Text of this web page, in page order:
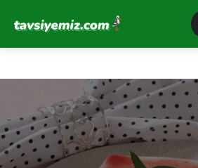
Tavsiyemiz Anasayfa